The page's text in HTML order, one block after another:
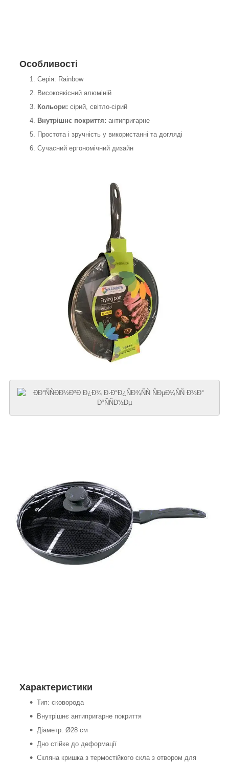
Особливості
Серія: Rainbow
Високоякісний алюміній
Кольори: сірий, світло-сірий
Внутрішнє покриття: антипригарне
Простота і зручність у використанні та догляді
Сучасний ергономічний дизайн
Характеристики
Тип: сковорода
Внутрішнє антипригарне покриття
Діаметр: Ø28 см
Дно стійке до деформації
Скляна кришка з термостійкого скла з отвором для